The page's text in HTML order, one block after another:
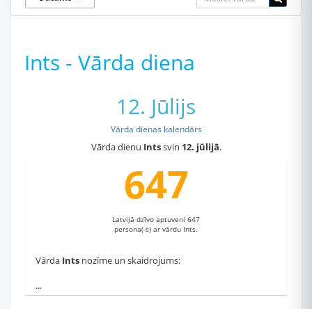
Ints - Vārda diena
12. Jūlijs
Vārda dienas kalendārs
Vārda dienu Intssvin 12. jūlijā.
647
Latvijā dzīvo aptuveni 647
persona(-s) ar vārdu Ints.
Vārda Ints nozīme un skaidrojums:
...